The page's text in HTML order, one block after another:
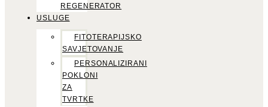
REGENERATOR
USLUGE
FITOTERAPIJSKO
SAVJETOVANJE
PERSONALIZIRANI
POKLONI
ZA
TVRTKE